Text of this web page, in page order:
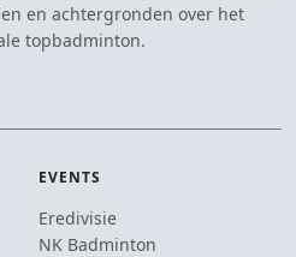
en achtergronden over het
topbadminton.
EVENTS
Eredivisie
NK Badminton